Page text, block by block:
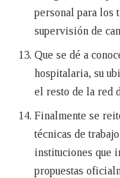
personal para los
supervisión de
Que se dé a
hospitalaria, su
el resto de la red
Finalmente se
técnicas de
instituciones que
propuestas